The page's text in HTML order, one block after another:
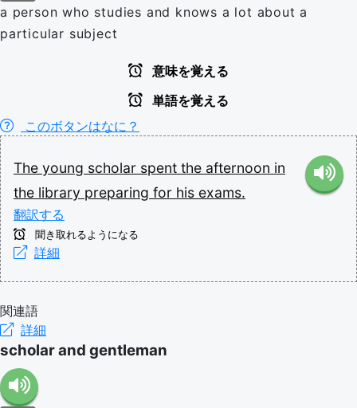
a person who studies and knows a lot about a
particular subject
意味を覚える
単語を覚える
このボタンはなに？
The young scholar spent the afternoon in
the library preparing for his exams.
翻訳する
聞き取れるようになる
詳細
関連語
詳細
scholar and gentleman